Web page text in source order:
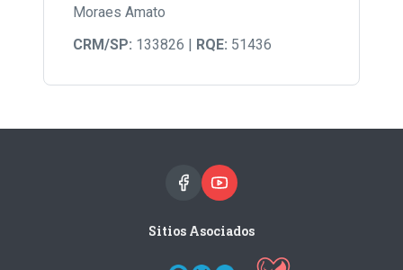
Moraes Amato
CRM/SP: 133826 | RQE: 51436
Sitios Asociados